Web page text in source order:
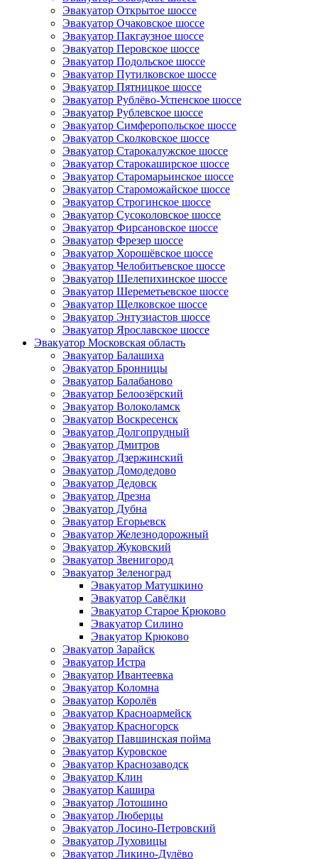
Эвакуатор Открытое шоссе
Эвакуатор Очаковское шоссе
Эвакуатор Пакгаузное шоссе
Эвакуатор Перовское шоссе
Эвакуатор Подольское шоссе
Эвакуатор Путилковское шоссе
Эвакуатор Пятницкое шоссе
Эвакуатор Рублёво-Успенское шоссе
Эвакуатор Рублевское шоссе
Эвакуатор Симферопольское шоссе
Эвакуатор Сколковское шоссе
Эвакуатор Старокалужское шоссе
Эвакуатор Старокаширское шоссе
Эвакуатор Старомарьинское шоссе
Эвакуатор Староможайское шоссе
Эвакуатор Строгинское шоссе
Эвакуатор Сусоколовское шоссе
Эвакуатор Фирсановское шоссе
Эвакуатор Фрезер шоссе
Эвакуатор Хорошёвское шоссе
Эвакуатор Челобитьевское шоссе
Эвакуатор Шелепихинское шоссе
Эвакуатор Шереметьевское шоссе
Эвакуатор Щелковское шоссе
Эвакуатор Энтузиастов шоссе
Эвакуатор Ярославское шоссе
Эвакуатор Московская область
Эвакуатор Балашиха
Эвакуатор Бронницы
Эвакуатор Балабаново
Эвакуатор Белоозёрский
Эвакуатор Волоколамск
Эвакуатор Воскресенск
Эвакуатор Долгопрудный
Эвакуатор Дмитров
Эвакуатор Дзержинский
Эвакуатор Домодедово
Эвакуатор Дедовск
Эвакуатор Дрезна
Эвакуатор Дубна
Эвакуатор Егорьевск
Эвакуатор Железнодорожный
Эвакуатор Жуковский
Эвакуатор Звенигород
Эвакуатор Зеленоград
Эвакуатор Матушкино
Эвакуатор Савёлки
Эвакуатор Старое Крюково
Эвакуатор Силино
Эвакуатор Крюково
Эвакуатор Зарайск
Эвакуатор Истра
Эвакуатор Ивантеевка
Эвакуатор Коломна
Эвакуатор Королёв
Эвакуатор Красноармейск
Эвакуатор Красногорск
Эвакуатор Павшинская пойма
Эвакуатор Куровское
Эвакуатор Краснозаводск
Эвакуатор Клин
Эвакуатор Кашира
Эвакуатор Лотошино
Эвакуатор Люберцы
Эвакуатор Лосино-Петровский
Эвакуатор Луховицы
Эвакуатор Ликино-Дулёво